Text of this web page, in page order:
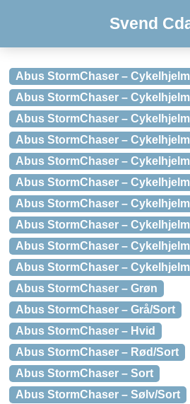
Svend
Abus StormChaser –
Abus StormChaser –
Abus StormChaser –
Abus StormChaser –
Abus StormChaser –
Abus StormChaser –
Abus StormChaser –
Abus StormChaser –
Abus StormChaser –
Abus StormChaser –
Abus StormChaser – Grøn
Abus StormChaser – Grå/Sort
Abus StormChaser – Hvid
Abus StormChaser – Rød/Sort
Abus StormChaser – Sort
Abus StormChaser – Sølv/Sort